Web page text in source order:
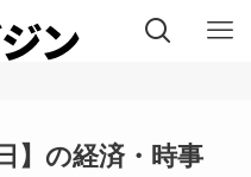
】の経済・時事